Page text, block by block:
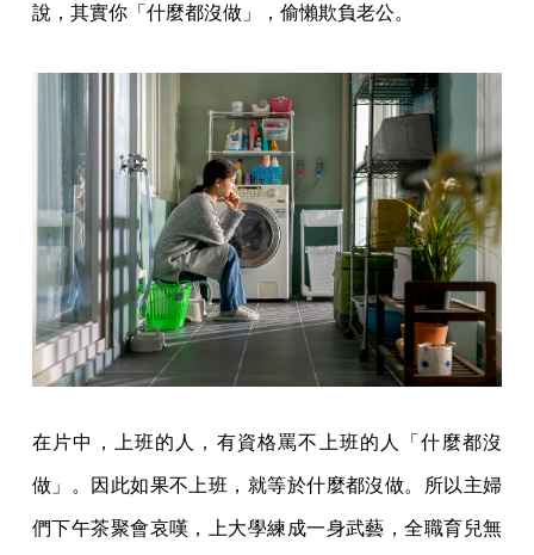
說，其實你「什麼都沒做」，偷懶欺負老公。
在片中，上班的人，有資格罵不上班的人「什麼都沒
做」。因此如果不上班，就等於什麼都沒做。所以主婦
們下午茶聚會哀嘆，上大學練成一身武藝，全職育兒無